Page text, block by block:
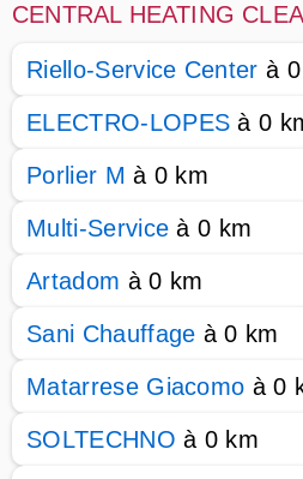
CENTRAL HEATING
Riello-Service Center à
ELECTRO-LOPES à 0
Porlier M à 0 km
Multi-Service à 0 km
Artadom à 0 km
Sani Chauffage à 0 km
Matarrese Giacomo à 0
SOLTECHNO à 0 km